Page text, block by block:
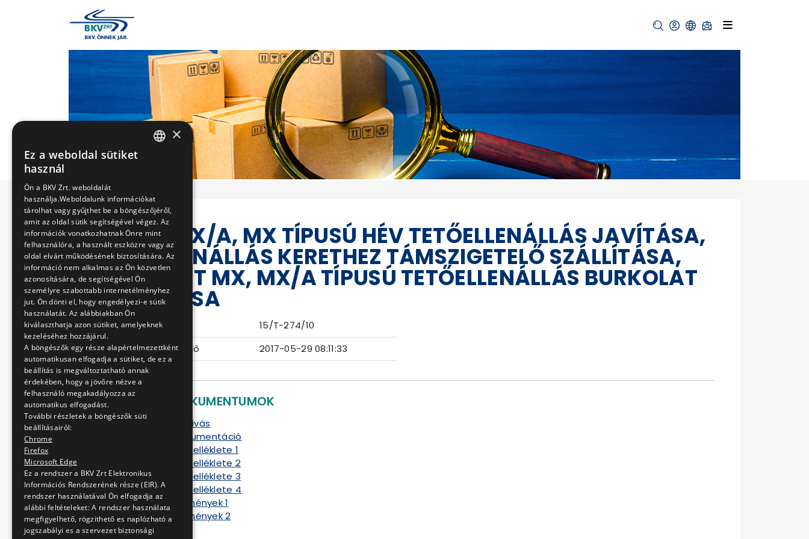
MIX/A, MX/A, MX TÍPUSÚ HÉV TETŐELLENÁLLÁS JAVÍTÁSA,
TETŐELLENÁLLÁS KERETHEZ TÁMSZIGETELŐ SZÁLLÍTÁSA,
VALAMINT MX, MX/A TÍPUSÚ TETŐELLENÁLLÁS BURKOLAT
SZÁLLÍTÁSA
Eljárás száma
15/T-274/10
Ajánlattételi határidő
2017-05-29 08:11:33
LETÖLTHETŐ DOKUMENTUMOK
Ajánlattételi felhívás
Ajánlattételi dokumentáció
Dokumentáció melléklete 1
Dokumentáció melléklete 2
Dokumentáció melléklete 3
Dokumentáció melléklete 4
Műszaki követelmények 1
Műszaki követelmények 2
Szerződés A
×
Ez a weboldal sütiket
használ
Ön a BKV Zrt. weboldalát
használja.Weboldalunk információkat
tárolhat vagy gyűjthet be a böngészőjéről,
amit az oldal sütik segítségével végez. Az
információk vonatkozhatnak Önre mint
felhasználóra, a használt eszközre vagy az
oldal elvárt működésének biztosítására. Az
információ nem alkalmas az Ön közvetlen
azonosítására, de segítségével Ön
személyre szabottabb internetélményhez
jut. Ön dönti el, hogy engedélyezi-e sütik
használatát. Az alábbiakban Ön
kiválaszthatja azon sütiket, amelyeknek
kezeléséhez hozzájárul.
A böngészők egy része alapértelmezettként
automatikusan elfogadja a sütiket, de ez a
beállítás is megváltoztatható annak
érdekében, hogy a jövőre nézve a
felhasználó megakadályozza az
automatikus elfogadást.
További részletek a böngészők süti
beállításairól:
Chrome
Firefox
Microsoft Edge
Ez a rendszer a BKV Zrt Elektronikus
Információs Rendszerének része (EIR). A
rendszer használatával Ön elfogadja az
alábbi feltételeket: A rendszer használata
megfigyelhető, rögzithető es naplózható a
jogszabályi es a szervezet biztonsági